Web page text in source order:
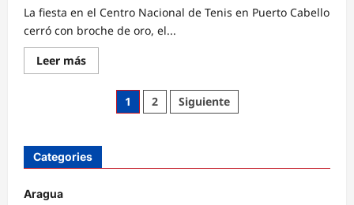
La fiesta en el Centro Nacional de Tenis en Puerto Cabello
cerró con broche de oro, el...
Leer másLee
más
victoria
Darderi,
que
se
Paginación
1 2 Siguiente
Categories
Aragua